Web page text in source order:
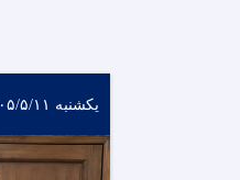
یکشنبه ۱۴۰۵/۵/۱۱ - ۱۴:۲۱